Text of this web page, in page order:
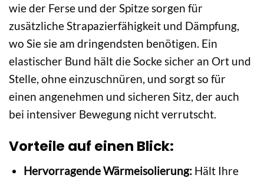
wie der Ferse und der Spitze sorgen für
zusätzliche Strapazierfähigkeit und Dämpfung,
wo Sie sie am dringendsten benötigen. Ein
elastischer Bund hält die Socke sicher an Ort und
Stelle, ohne einzuschnüren, und sorgt so für
einen angenehmen und sicheren Sitz, der auch
bei intensiver Bewegung nicht verrutscht.
Vorteile auf einen Blick:
Hervorragende Wärmeisolierung:Hält Ihre